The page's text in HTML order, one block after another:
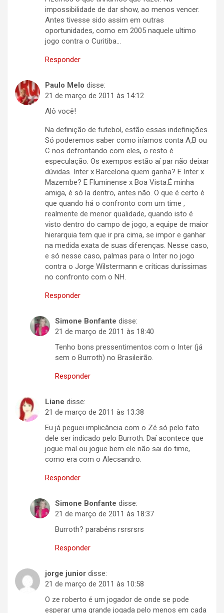
impossibilidade de dar show, ao menos vencer.
Antes tivesse sido assim em outras
oportunidades, como em 2005 naquele ultimo
jogo contra o Curitiba…
Responder
Paulo Melo disse:
21 de março de 2011 às 14:12
Alô você!
Na definição de futebol, estão essas indefinições.
Só poderemos saber como iríamos conta A,B ou
C nos defrontando com eles, o resto é
especulação. Os exempos estão aí par não deixar
dúvidas. Inter x Barcelona quem ganha? E Inter x
Mazembe? E Fluminense x Boa Vista.É minha
amiga, é só la dentro, antes não. O que é certo é
que quando há o confronto com um time ,
realmente de menor qualidade, quando isto é
visto dentro do campo de jogo, a equipe de maior
hierarquia tem que ir pra cima, se impor e ganhar
na medida exata de suas diferenças. Nesse caso,
e só nesse caso, palmas para o Inter no jogo
contra o Jorge Wilstermann e críticas duríssimas
no confronto com o NH.
Responder
Simone Bonfante disse:
21 de março de 2011 às 18:40
Tenho bons pressentimentos com o Inter (já
sem o Burroth) no Brasileirão.
Responder
Liane disse:
21 de março de 2011 às 13:38
Eu já peguei implicância com o Zé só pelo fato
dele ser indicado pelo Burroth. Daí acontece que
jogue mal ou jogue bem ele não sai do time,
como era com o Alecsandro.
Responder
Simone Bonfante disse:
21 de março de 2011 às 18:37
Burroth? parabéns rsrsrsrs
Responder
jorge junior disse:
21 de março de 2011 às 10:58
O ze roberto é um jogador de onde se pode
esperar uma grande jogada pelo menos em cada